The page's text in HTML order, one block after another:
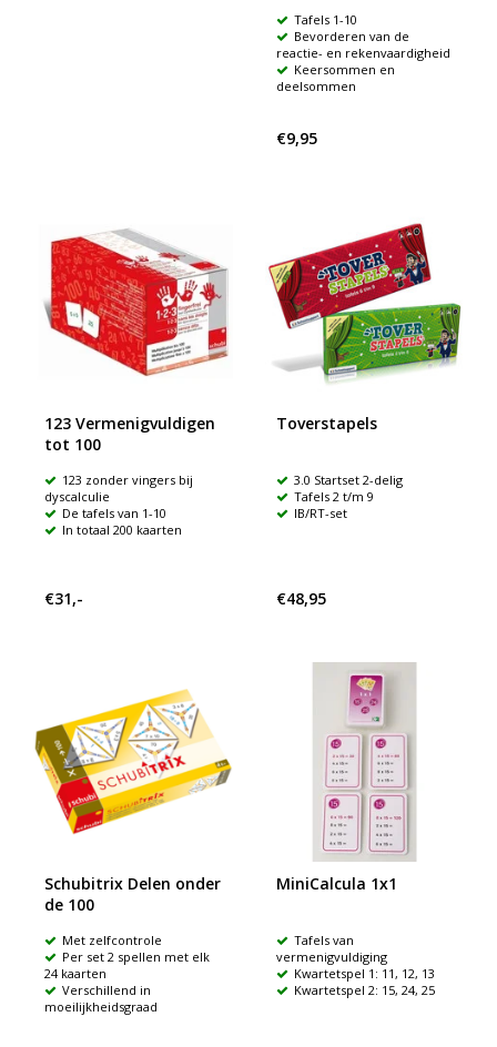
Tafels 1-10
Bevorderen van de
reactie- en rekenvaardigheid
Keersommen en
deelsommen
€9,95
123 Vermenigvuldigen
tot 100
123 zonder vingers bij
dyscalculie
De tafels van 1-10
In totaal 200 kaarten
€31,-
Toverstapels
3.0 Startset 2-delig
Tafels 2 t/m 9
IB/RT-set
€48,95
Schubitrix Delen onder
de 100
Met zelfcontrole
Per set 2 spellen met elk
24 kaarten
Verschillend in
moeilijkheidsgraad
MiniCalcula 1x1
Tafels van
vermenigvuldiging
Kwartetspel 1: 11, 12, 13
Kwartetspel 2: 15, 24, 25